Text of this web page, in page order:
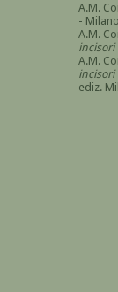
A.M.
-
A.M.
incisori
A.M.
incisori
ediz.